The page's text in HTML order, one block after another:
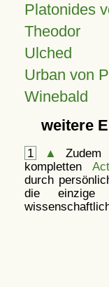
Platonides
Theodor
Ulched
Urban von
Winebald
weitere
1 ▲
kompletten
durch
die einzige